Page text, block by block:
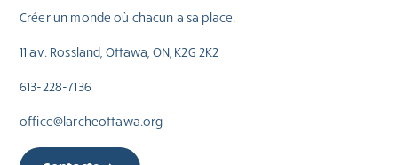
Créer un monde où chacun a sa place.
11 av. Rossland, Ottawa, ON, K2G 2K2
613-228-7136
office@larcheottawa.org